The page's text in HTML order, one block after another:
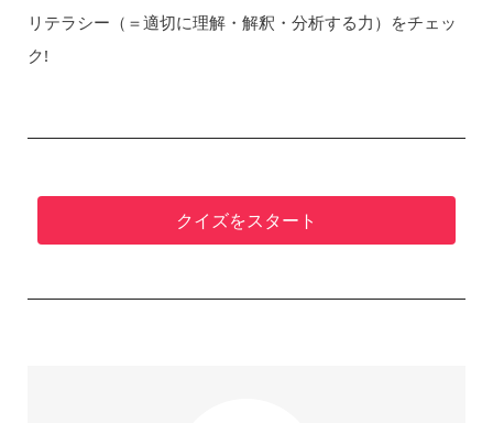
リテラシー（＝適切に理解・解釈・分析する力）をチェッ
ク!
クイズをスタート